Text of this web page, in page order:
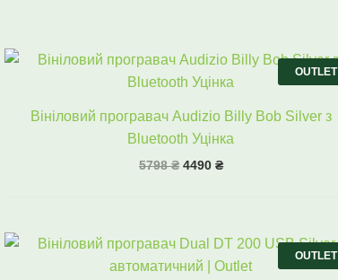
Вініловий програвач Audizio Billy Bob Silver з
Bluetooth Уцінка
5798₴
Оригінальна
5798 ₴.
4490 ₴
Поточна
ціна:
4490 ₴.
OUTLET
Оригінальна
8556 ₴.
Поточна
5430 ₴.
OUTLET